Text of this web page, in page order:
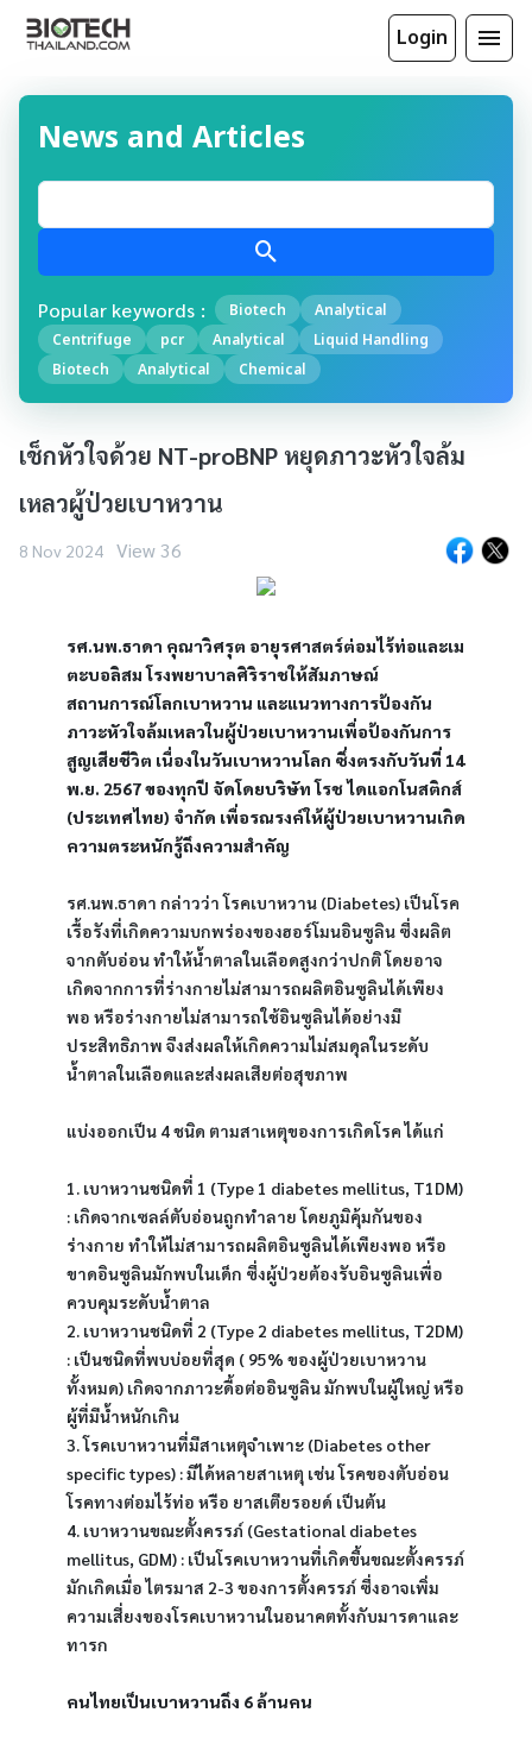
Login
News and Articles
Popular keywords : Biotech
Analytical
Centrifuge
pcr Analytical
Liquid Handling
Biotech
Analytical Chemical
เช็กหัวใจด้วย NT-proBNP หยุดภาวะหัวใจล้ม
เหลวผู้ป่วยเบาหวาน
8 Nov 2024 View 36
รศ.นพ.ธาดา คุณาวิศรุต อายุรศาสตร์ต่อมไร้ท่อและเม
ตะบอลิสม โรงพยาบาลศิริราชให้สัมภาษณ์
สถานการณ์โลกเบาหวาน และแนวทางการป้องกัน
ภาวะหัวใจล้มเหลวในผู้ป่วยเบาหวานเพื่อป้องกันการ
สูญเสียชีวิต เนื่องในวันเบาหวานโลก ซึ่งตรงกับวันที่ 14
พ.ย. 2567 ของทุกปี จัดโดยบริษัท โรช ไดแอกโนสติกส์
(ประเทศไทย) จำกัด เพื่อรณรงค์ให้ผู้ป่วยเบาหวานเกิด
ความตระหนักรู้ถึงความสำคัญ
รศ.นพ.ธาดา กล่าวว่า โรคเบาหวาน (Diabetes) เป็นโรค
เรื้อรังที่เกิดความบกพร่องของฮอร์โมนอินซูลิน ซึ่งผลิต
จากตับอ่อน ทำให้น้ำตาลในเลือดสูงกว่าปกติ โดยอาจ
เกิดจากการที่ร่างกายไม่สามารถผลิตอินซูลินได้เพียง
พอ หรือร่างกายไม่สามารถใช้อินซูลินได้อย่างมี
ประสิทธิภาพ จึงส่งผลให้เกิดความไม่สมดุลในระดับ
น้ำตาลในเลือดและส่งผลเสียต่อสุขภาพ
แบ่งออกเป็น 4 ชนิด ตามสาเหตุของการเกิดโรค ได้แก่
1. เบาหวานชนิดที่ 1 (Type 1 diabetes mellitus, T1DM)
: เกิดจากเซลล์ตับอ่อนถูกทำลาย โดยภูมิคุ้มกันของ
ร่างกาย ทำให้ไม่สามารถผลิตอินซูลินได้เพียงพอ หรือ
ขาดอินซูลินมักพบในเด็ก ซึ่งผู้ป่วยต้องรับอินซูลินเพื่อ
ควบคุมระดับน้ำตาล
2. เบาหวานชนิดที่ 2 (Type 2 diabetes mellitus, T2DM)
: เป็นชนิดที่พบบ่อยที่สุด ( 95% ของผู้ป่วยเบาหวาน
ทั้งหมด) เกิดจากภาวะดื้อต่ออินซูลิน มักพบในผู้ใหญ่ หรือ
ผู้ที่มีน้ำหนักเกิน
3. โรคเบาหวานที่มีสาเหตุจำเพาะ (Diabetes other
specific types) : มีได้หลายสาเหตุ เช่น โรคของตับอ่อน
โรคทางต่อมไร้ท่อ หรือ ยาสเตียรอยด์ เป็นต้น
4. เบาหวานขณะตั้งครรภ์ (Gestational diabetes
mellitus, GDM) : เป็นโรคเบาหวานที่เกิดขึ้นขณะตั้งครรภ์
มักเกิดเมื่อ ไตรมาส 2-3 ของการตั้งครรภ์ ซึ่งอาจเพิ่ม
ความเสี่ยงของโรคเบาหวานในอนาคตทั้งกับมารดาและ
ทารก
คนไทยเป็นเบาหวานถึง 6 ล้านคน